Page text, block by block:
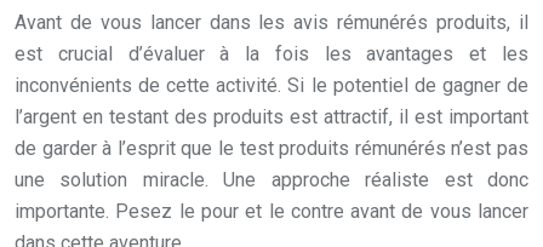
Avant de vous lancer dans les avis rémunérés produits, il
est crucial d’évaluer à la fois les avantages et les
inconvénients de cette activité. Si le potentiel de gagner de
l’argent en testant des produits est attractif, il est important
de garder à l’esprit que le test produits rémunérés n’est pas
une solution miracle. Une approche réaliste est donc
importante. Pesez le pour et le contre avant de vous lancer